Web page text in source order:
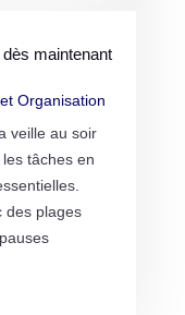
maintenant
Organisation
veille au soir
tâches en
des plages